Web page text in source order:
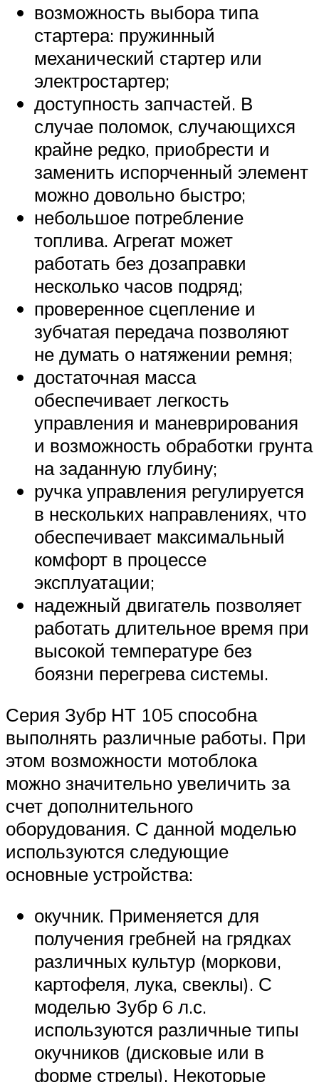
возможность выбора типа
стартера: пружинный
механический стартер или
электростартер;
доступность запчастей. В
случае поломок, случающихся
крайне редко, приобрести и
заменить испорченный элемент
можно довольно быстро;
небольшое потребление
топлива. Агрегат может
работать без дозаправки
несколько часов подряд;
проверенное сцепление и
зубчатая передача позволяют
не думать о натяжении ремня;
достаточная масса
обеспечивает легкость
управления и маневрирования
и возможность обработки грунта
на заданную глубину;
ручка управления регулируется
в нескольких направлениях, что
обеспечивает максимальный
комфорт в процессе
эксплуатации;
надежный двигатель позволяет
работать длительное время при
высокой температуре без
боязни перегрева системы.
Серия Зубр НТ 105 способна
выполнять различные работы. При
этом возможности мотоблока
можно значительно увеличить за
счет дополнительного
оборудования. С данной моделью
используются следующие
основные устройства:
окучник. Применяется для
получения гребней на грядках
различных культур (моркови,
картофеля, лука, свеклы). С
моделью Зубр 6 л.с.
используются различные типы
окучников (дисковые или в
форме стрелы). Некоторые